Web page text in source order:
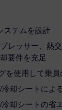
ステムを設計
レッサー、熱
要件を充足
を使用して乗
却シートによ
却シートの省